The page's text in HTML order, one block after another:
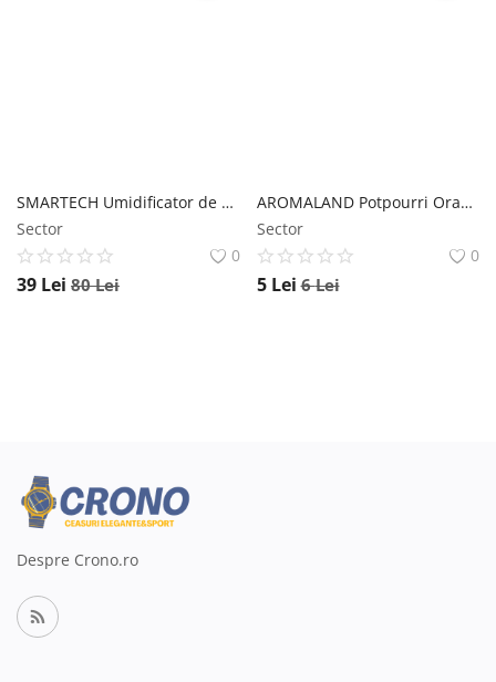
SMARTECH Umidificator de aer cu ultrasunete, difuzor aromaterapie 300ML, cu iluminat LED, pentru casa si birou STH-1
Sector
0
39 Lei 80Lei
AROMALAND Potpourri Orange, Aroma Land, 40g
Sector
0
5 Lei 6Lei
Despre Crono.ro